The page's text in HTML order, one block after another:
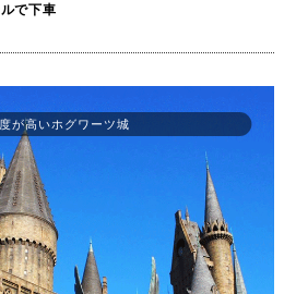
で下車
が高いホグワーツ城